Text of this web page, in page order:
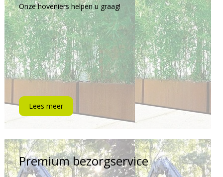
Onze hoveniers helpen u graag!
Lees meer
Premium bezorgservice